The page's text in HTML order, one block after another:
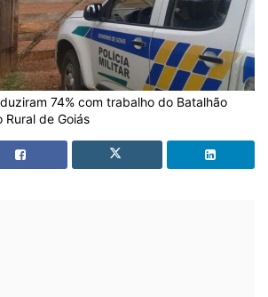
74% com trabalho do Batalhão
Rural de Goiás